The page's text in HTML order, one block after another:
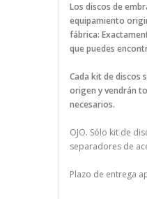
Los discos de
equipamiento
fábrica:
que puedes
Cada kit de discos
origen y vendrán
necesarios.
OJO. Sólo kit de
separadores de
Plazo de entrega